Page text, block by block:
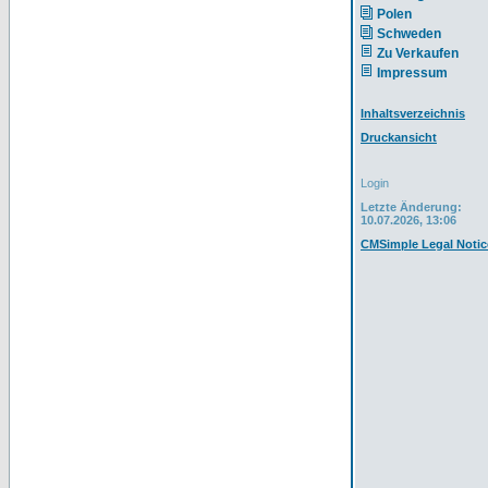
Polen
Schweden
Zu Verkaufen
Impressum
Inhaltsverzeichnis
Druckansicht
Login
Letzte Änderung:
10.07.2026, 13:06
CMSimple Legal